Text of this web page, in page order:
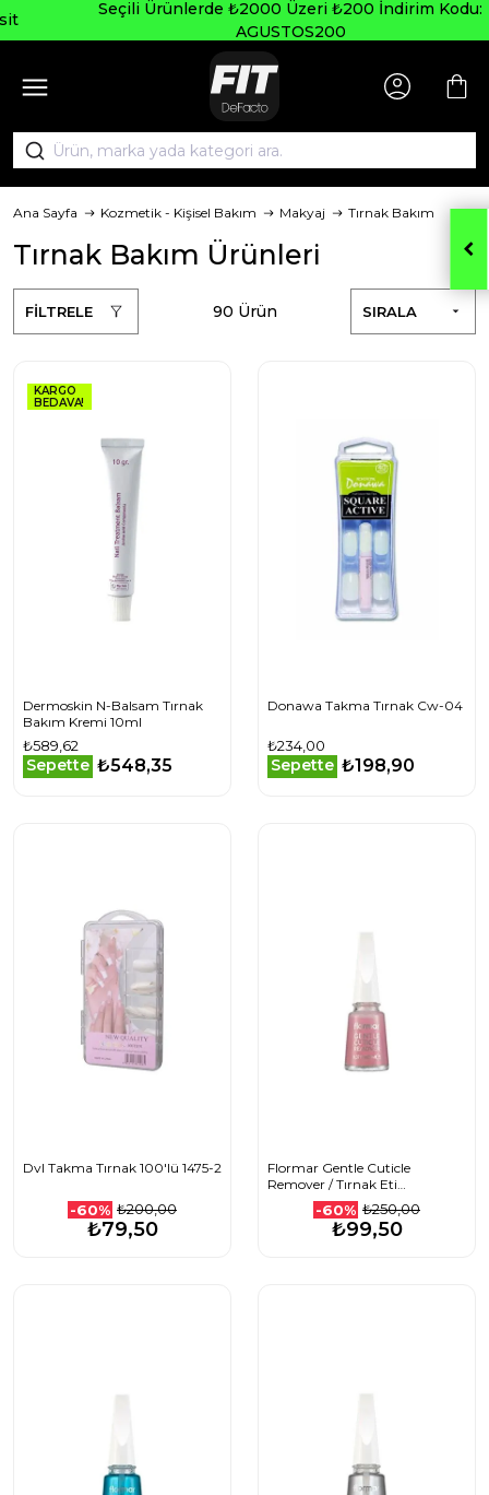
Seçili Ürünlerde ₺2000 Üzeri ₺200 İndirim Kodu:
AGUSTOS200
Ana Sayfa Kozmetik - Kişisel Bakım Makyaj Tırnak Bakım
Tırnak Bakım Ürünleri
FİLTRELE SIRALA
90 Ürün
KARGO
BEDAVA!
Dermoskin N-Balsam Tırnak
Bakım Kremi 10ml
₺589,62
Sepette ₺548,35
Donawa Takma Tırnak Cw-04
₺234,00
Sepette ₺198,90
Dvl Takma Tırnak 100'lü 1475-2
-60% ₺200,00
₺79,50
Flormar Gentle Cuticle
Remover / Tırnak Eti
Temizleyici-60% ₺250,00
₺99,50